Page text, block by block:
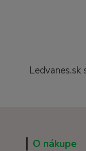
O nákupe